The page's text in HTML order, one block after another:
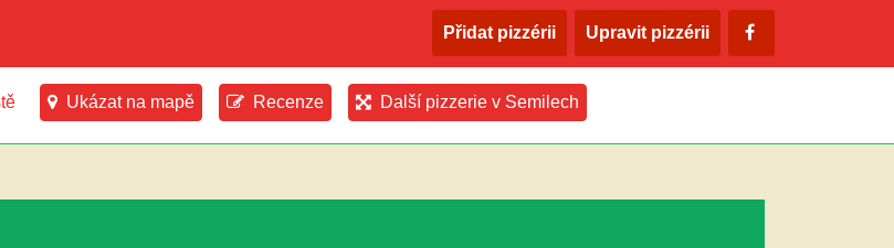
Přidat pizzérii Upravit pizzérii
Ukázat na mapě Recenze Další pizzerie v Semilech